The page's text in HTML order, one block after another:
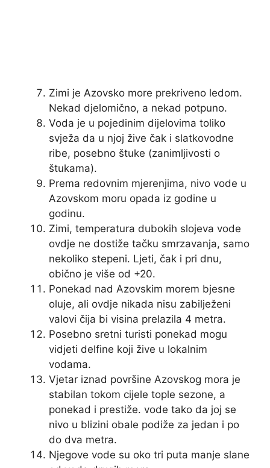
Zimi je Azovsko more prekriveno ledom.
Nekad djelomično, a nekad potpuno.
Voda je u pojedinim dijelovima toliko
svježa da u njoj žive čak i slatkovodne
ribe, posebno štuke (zanimljivosti o
štukama).
Prema redovnim mjerenjima, nivo vode u
Azovskom moru opada iz godine u
godinu.
Zimi, temperatura dubokih slojeva vode
ovdje ne dostiže tačku smrzavanja, samo
nekoliko stepeni. Ljeti, čak i pri dnu,
obično je više od +20.
Ponekad nad Azovskim morem bjesne
oluje, ali ovdje nikada nisu zabilježeni
valovi čija bi visina prelazila 4 metra.
Posebno sretni turisti ponekad mogu
vidjeti delfine koji žive u lokalnim
vodama.
Vjetar iznad površine Azovskog mora je
stabilan tokom cijele tople sezone, a
ponekad i prestiže. vode tako da joj se
nivo u blizini obale podiže za jedan i po
do dva metra.
Njegove vode su oko tri puta manje slane